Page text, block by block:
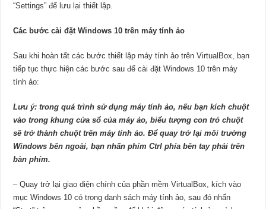
“Settings” để lưu lại thiết lập.
Các bước cài đặt Windows 10 trên máy tính ảo
Sau khi hoàn tất các bước thiết lập máy tính ảo trên VirtualBox, bạn
tiếp tục thực hiện các bước sau để cài đặt Windows 10 trên máy
tính ảo:
Lưu ý: trong quá trình sử dụng máy tính ảo, nếu bạn kích chuột
vào trong khung cửa sổ của máy ảo, biểu tượng con trỏ chuột
sẽ trở thành chuột trên máy tính ảo. Để quay trở lại môi trường
Windows bên ngoài, bạn nhấn phím Ctrl phía bên tay phải trên
bàn phím.
– Quay trở lại giao diện chính của phần mềm VirtualBox, kích vào
mục Windows 10 có trong danh sách máy tính ảo, sau đó nhấn